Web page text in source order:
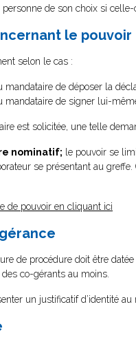
de son choix si
le pouvoir
selon le cas :
mandataire de déposer la
mandataire de signer lui-
est solicitée, une telle
nominatif; le pouvoir se
se présentant au
de pouvoir en cliquant ici
de procédure doit être
co-gérants au moins.
un justificatif d’identité